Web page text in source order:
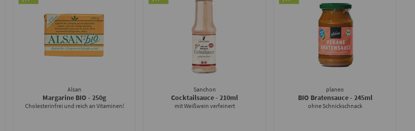
Alsan
Margarine BIO - 250g
Cholesterinfrei und reich an Vitaminen!
Sanchon
Cocktailsauce- 210ml
mit Weißwein verfeinert
planeo
BIO Bratensauce- 245ml
ohne Schnickschnack